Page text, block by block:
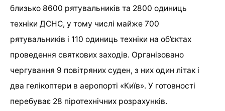
близько 8600 рятувальників та 2800 одиниць
техніки ДСНС, у тому числі майже 700
рятувальників і 110 одиниць техніки на об’єктах
проведення святкових заходів. Організовано
чергування 9 повітряних суден, з них один літак і
два гелікоптери в аеропорті «Київ». У готовності
перебуває 28 піротехнічних розрахунків.